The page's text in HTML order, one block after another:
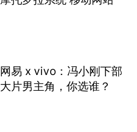
网易 x vivo：冯小刚下部
大片男主角，你选谁？